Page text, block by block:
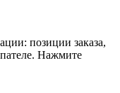
позиции заказа,
Нажмите